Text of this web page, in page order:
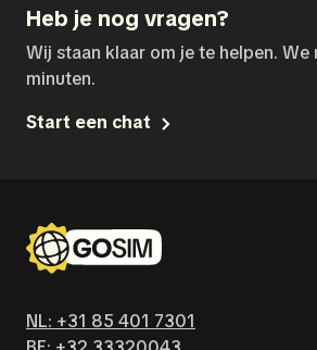
Heb je nog vragen?
Wij staan klaar om je te helpen. We
minuten.
Start een chat
NL: +31 85 401 7301